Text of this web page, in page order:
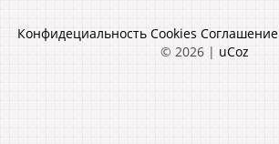
Конфидециальность Cookies Соглашение
© 2026| uCoz